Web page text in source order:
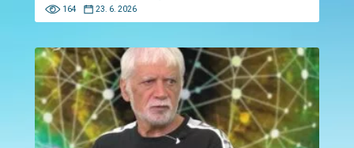
164 23. 6. 2026